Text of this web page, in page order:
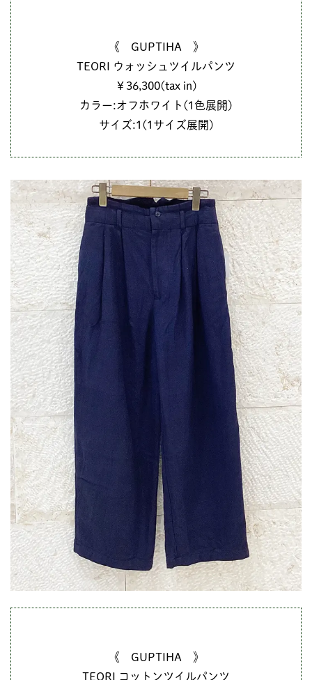
《 GUPTIHA 》
TEORI ウォッシュツイルパンツ
￥36,300(tax in)
カラー:オフホワイト(1色展開)
サイズ:1(1サイズ展開)
《 GUPTIHA 》
TEORI コットンツイルパンツ